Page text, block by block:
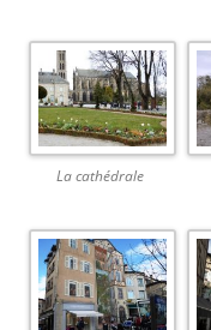
La cathédrale